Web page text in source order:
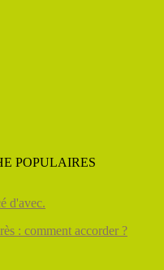
POPULAIRES
d'avec.
: comment accorder ?